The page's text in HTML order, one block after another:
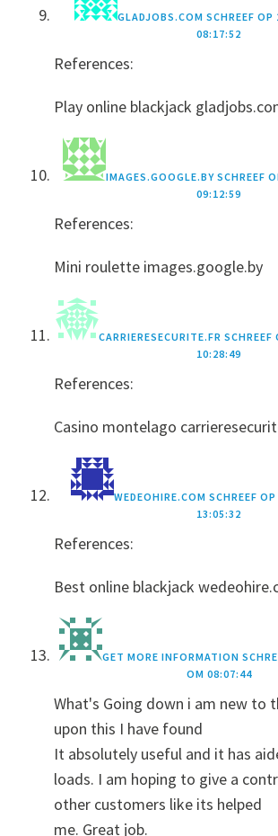
GLADJOBS.COM SCHREEF OP
08:17:52
References:
Play online blackjack
IMAGES.GOOGLE.BY SCHREEF
09:12:59
References:
Mini roulette images.google.by
CARRIERESECURITE.FR SCHREEF
10:28:49
References:
Casino montelago
WEDEOHIRE.COM SCHREEF OP
13:05:32
References:
Best online blackjack
GET MORE INFORMATION
OM 08:07:44
What's Going down i am new to
upon this I have found
It absolutely useful and it has
loads. I am hoping to give a
other customers like its helped
me. Great job.